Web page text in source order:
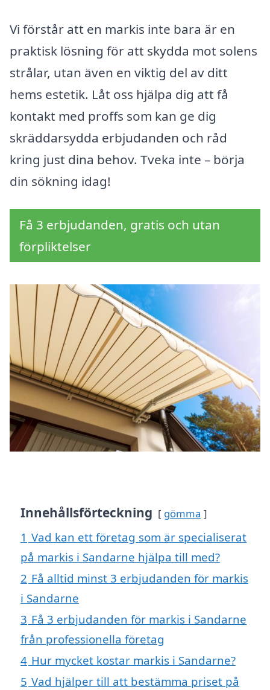
Vi förstår att en markis inte bara är en
praktisk lösning för att skydda mot solens
strålar, utan även en viktig del av ditt
hems estetik. Låt oss hjälpa dig att få
kontakt med proffs som kan ge dig
skräddarsydda erbjudanden och råd
kring just dina behov. Tveka inte – börja
din sökning idag!
Få 3 erbjudanden, gratis och utan
förpliktelser
Innehållsförteckning gömma
1 Vad kan ett företag som är specialiserat
på markis i Sandarne hjälpa till med?
2 Få alltid minst 3 erbjudanden för markis
i Sandarne
3 Få 3 erbjudanden för markis i Sandarne
från professionella företag
4 Hur mycket kostar markis i Sandarne?
5 Vad hjälper till att bestämma priset på